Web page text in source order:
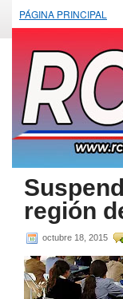
PÁGINA PRINCIPAL
región
octubre 18, 2015